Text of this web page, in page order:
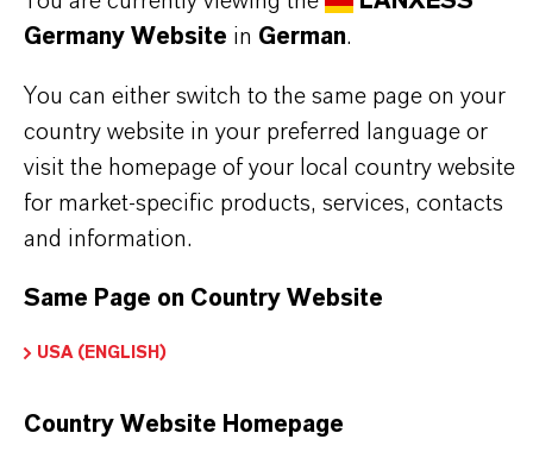
Dokumenten und mehr: Textiles
Biozide sicher verwenden. Vor Gebrauch stets
Etikett und Produktinformationen lesen.
Zugelassene Anwendungen und
Verwendungszwecke variieren je nach Region
Sie sich bitte an Ihren lokalen LANXESS-
Vertreter.
Germany Website in German.
You can either switch to the same page on your
country website in your preferred language or
visit the homepage of your local country website
for market-specific products, services, contacts
and information.
Same Page on Country Website
USA (ENGLISH)
Country Website Homepage